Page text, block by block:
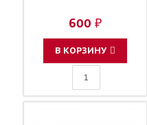
600 ₽
В КОРЗИНУ